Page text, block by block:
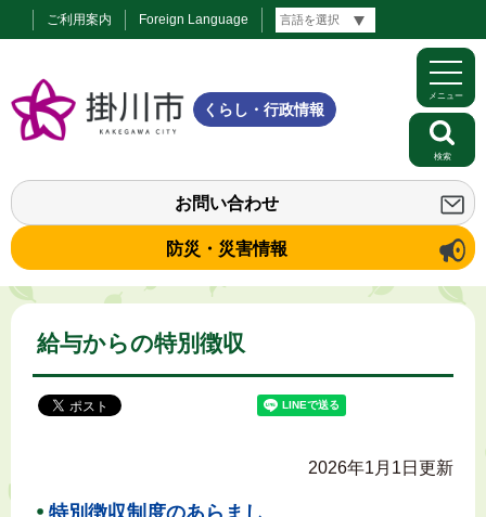
ご利用案内 Foreign Language
くらし・行政情報
お問い合わせ
防災・災害情報
メニュー
検索
給与からの特別徴収
2026年1月1日更新
特別徴収制度のあらまし